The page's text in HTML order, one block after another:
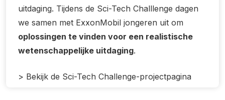
uitdaging. Tijdens de Sci-Tech Challlenge dagen
we samen met ExxonMobil jongeren uit om
oplossingen te vinden voor een realistische
wetenschappelijke uitdaging.
> Bekijk de Sci-Tech Challenge-projectpagina